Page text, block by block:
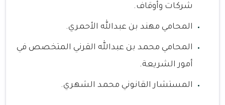
شركات وأوقاف.
المحامي مهند بن عبدالله الأحمري.
المحامي محمد بن عبدالله القرني المتخصص في
أمور الشريعة.
المستشار القانوني محمد الشهري.